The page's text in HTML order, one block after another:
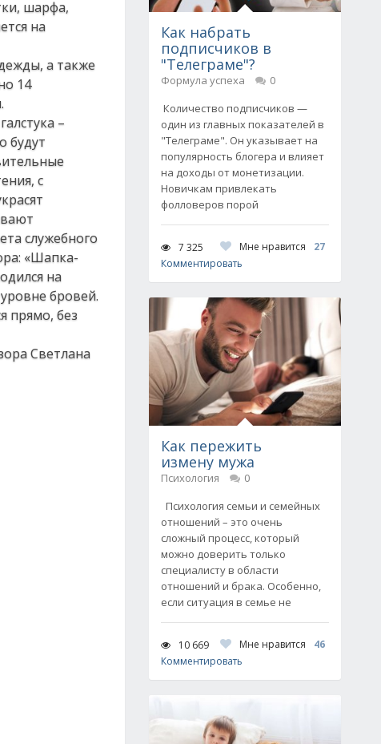
шарфа,
на
а также
14
–
будут
с
служебного
«Шапка-
на
бровей.
прямо, без
Светлана
Как набрать
подписчиков в
"Телеграме"?
Формула успеха
0
Количество подписчиков —
один из главных показателей в
"Телеграме". Он указывает на
популярность блогера и влияет
на доходы от монетизации.
Новичкам привлекать
фолловеров порой
7 325 Мне нравится
27
Комментировать
Как пережить
измену мужа
Психология
0
Психология семьи и семейных
отношений – это очень
сложный процесс, который
можно доверить только
специалисту в области
отношений и брака. Особенно,
если ситуация в семье не
10 669 Мне нравится
46
Комментировать